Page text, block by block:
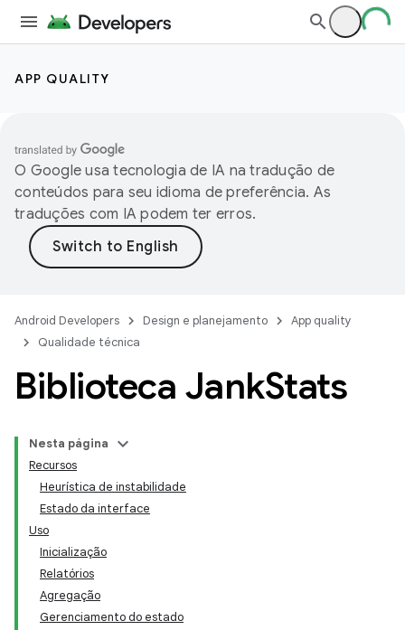
APP QUALITY
O Google usa tecnologia de IA na tradução de
conteúdos para seu idioma de preferência. As
traduções com IA podem ter erros.
Android Developers Design e planejamento
App quality
Qualidade técnica
Biblioteca JankStats
Nesta página
Recursos
Heurística de instabilidade
Estado da interface
Uso
Inicialização
Relatórios
Agregação
Gerenciamento do estado